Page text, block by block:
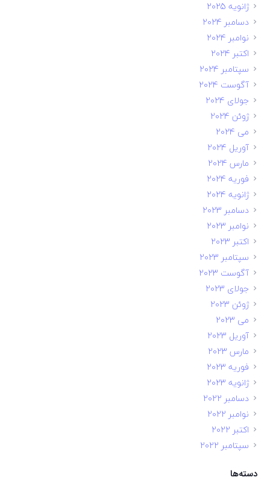
ژانویه 2025
دسامبر 2024
نوامبر 2024
اکتبر 2024
سپتامبر 2024
آگوست 2024
جولای 2024
ژوئن 2024
می 2024
آوریل 2024
مارس 2024
فوریه 2024
ژانویه 2024
دسامبر 2023
نوامبر 2023
اکتبر 2023
سپتامبر 2023
آگوست 2023
جولای 2023
ژوئن 2023
می 2023
آوریل 2023
مارس 2023
فوریه 2023
ژانویه 2023
دسامبر 2022
نوامبر 2022
اکتبر 2022
سپتامبر 2022
دسته‌ها